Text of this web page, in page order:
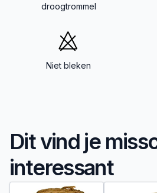
droogtrommel
Niet bleken
Dit vind je
interessant